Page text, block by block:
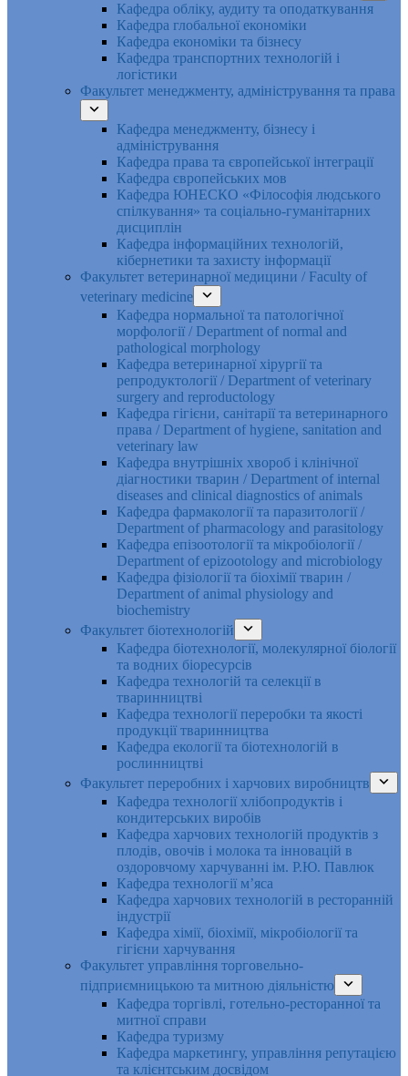
Кафедра обліку, аудиту та оподаткування
Кафедра глобальної економіки
Кафедра економіки та бізнесу
Кафедра транспортних технологій і
логістики
Факультет менеджменту, адміністрування та права
Кафедра менеджменту, бізнесу і
адміністрування
Кафедра права та європейської інтеграції
Кафедра європейських мов
Кафедра ЮНЕСКО «Філософія людського
спілкування» та соціально-гуманітарних
дисциплін
Кафедра інформаційних технологій,
кібернетики та захисту інформації
Факультет ветеринарної медицини / Faculty of
veterinary medicine
Кафедра нормальної та патологічної
морфології / Department of normal and
pathological morphology
Кафедра ветеринарної хірургії та
репродуктології / Department of veterinary
surgery and reproductology
Кафедра гігієни, санітарії та ветеринарного
права / Department of hygiene, sanitation and
veterinary law
Кафедра внутрішніх хвороб і клінічної
діагностики тварин / Department of internal
diseases and clinical diagnostics of animals
Кафедра фармакології та паразитології /
Department of pharmacology and parasitology
Кафедра епізоотології та мікробіології /
Department of epizootology and microbiology
Кафедра фізіології та біохімії тварин /
Department of animal physiology and
biochemistry
Факультет біотехнологій
Кафедра біотехнології, молекулярної біології
та водних біоресурсів
Кафедра технологій та селекції в
тваринництві
Кафедра технології переробки та якості
продукції тваринництва
Кафедра екології та біотехнологій в
рослинництві
Факультет переробних і харчових виробництв
Кафедра технології хлібопродуктів і
кондитерських виробів
Кафедра харчових технологій продуктів з
плодів, овочів і молока та інновацій в
оздоровчому харчуванні ім. Р.Ю. Павлюк
Кафедра технології м’яса
Кафедра харчових технологій в ресторанній
індустрії
Кафедра хімії, біохімії, мікробіології та
гігієни харчування
Факультет управління торговельно-
підприємницькою та митною діяльністю
Кафедра торгівлі, готельно-ресторанної та
митної справи
Кафедра туризму
Кафедра маркетингу, управління репутацією
та клієнтським досвідом